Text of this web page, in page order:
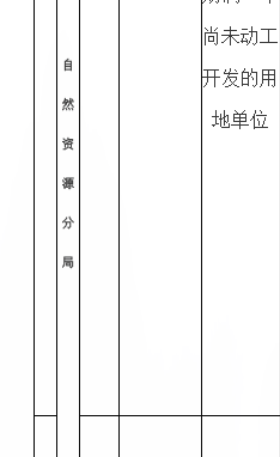
自
然
资
源
分
局
尚未动工
开发的用
地单位